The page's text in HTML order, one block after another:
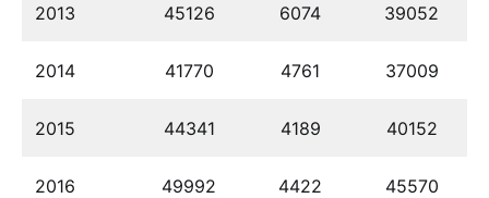
2013 45126 6074 39052
2014 41770 4761 37009
2015 44341 4189 40152
2016 49992 4422 45570